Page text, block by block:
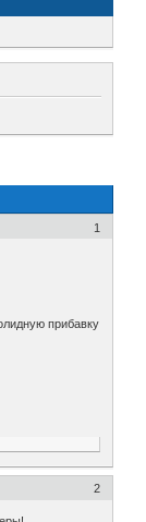
1
прибавку
2